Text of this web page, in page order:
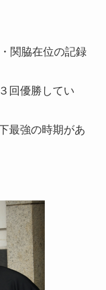
関脇在位の記録
回優勝してい
最強の時期があ